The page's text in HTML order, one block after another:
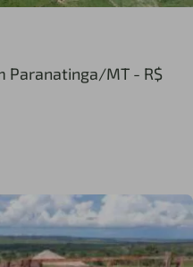
Paranatinga/MT - R$